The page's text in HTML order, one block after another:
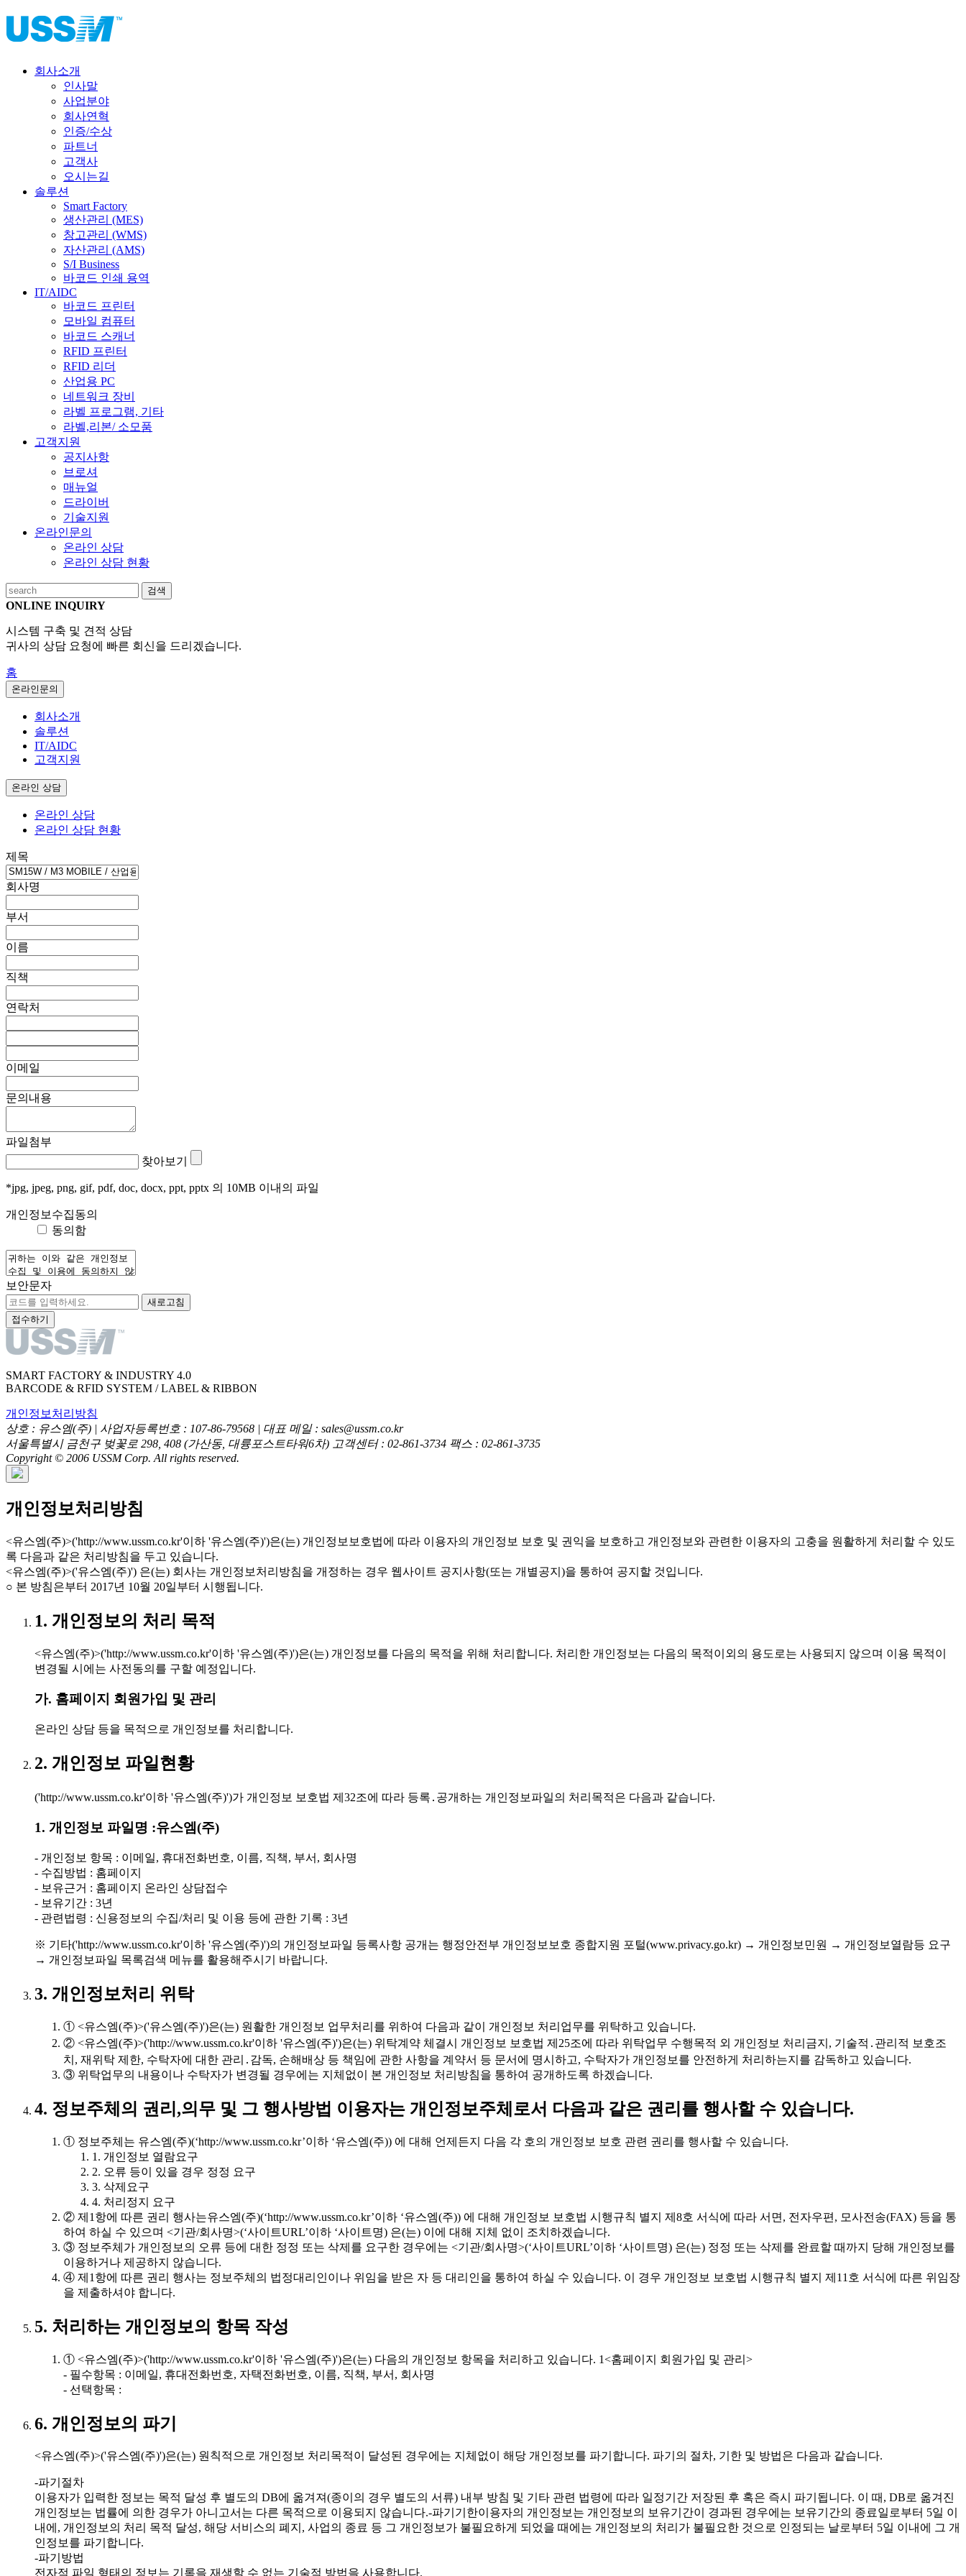
회사소개
인사말
사업분야
회사연혁
인증/수상
파트너
고객사
오시는길
솔루션
Smart Factory
생산관리 (MES)
창고관리 (WMS)
자산관리 (AMS)
S/I Business
바코드 인쇄 용역
IT/AIDC
바코드 프린터
모바일 컴퓨터
바코드 스캐너
RFID 프린터
RFID 리더
산업용 PC
네트워크 장비
라벨 프로그램, 기타
라벨,리본/ 소모품
고객지원
공지사항
브로셔
매뉴얼
드라이버
기술지원
온라인문의
온라인 상담
온라인 상담 현황
검색
ONLINE INQUIRY
시스템 구축 및 견적 상담
귀사의 상담 요청에 빠른 회신을 드리겠습니다.
홈
온라인문의
회사소개
솔루션
IT/AIDC
고객지원
온라인 상담
온라인 상담
온라인 상담 현황
제목
회사명
부서
이름
직책
연락처
이메일
문의내용
파일첨부
찾아보기
*jpg, jpeg, png, gif, pdf, doc, docx, ppt, pptx 의 10MB 이내의 파일
개인정보수집동의
동의함
보안문자
새로고침
접수하기
SMART FACTORY & INDUSTRY 4.0
BARCODE & RFID SYSTEM / LABEL & RIBBON
개인정보처리방침
상호 : 유스엠(주) | 사업자등록번호 : 107-86-79568 | 대표 메일 : sales@ussm.co.kr
서울특별시 금천구 벚꽃로 298, 408 (가산동, 대륭포스트타워6차) 고객센터 : 02-861-3734 팩스 : 02-861-3735
Copyright © 2006 USSM Corp. All rights reserved.
개인정보처리방침
<유스엠(주)>('http://www.ussm.co.kr'이하 '유스엠(주)')은(는) 개인정보보호법에 따라 이용자의 개인정보 보호 및 권익을 보호하고 개인정보와 관련한 이용자의 고충을 원활하게 처리할 수 있도
록 다음과 같은 처리방침을 두고 있습니다.
<유스엠(주)>('유스엠(주)') 은(는) 회사는 개인정보처리방침을 개정하는 경우 웹사이트 공지사항(또는 개별공지)을 통하여 공지할 것입니다.
○ 본 방침은부터 2017년 10월 20일부터 시행됩니다.
1. 개인정보의 처리 목적
<유스엠(주)>('http://www.ussm.co.kr'이하 '유스엠(주)')은(는) 개인정보를 다음의 목적을 위해 처리합니다. 처리한 개인정보는 다음의 목적이외의 용도로는 사용되지 않으며 이용 목적이
변경될 시에는 사전동의를 구할 예정입니다.
가. 홈페이지 회원가입 및 관리
온라인 상담 등을 목적으로 개인정보를 처리합니다.
2. 개인정보 파일현황
('http://www.ussm.co.kr'이하 '유스엠(주)')가 개인정보 보호법 제32조에 따라 등록․공개하는 개인정보파일의 처리목적은 다음과 같습니다.
1. 개인정보 파일명 :유스엠(주)
- 개인정보 항목 : 이메일, 휴대전화번호, 이름, 직책, 부서, 회사명
- 수집방법 : 홈페이지
- 보유근거 : 홈페이지 온라인 상담접수
- 보유기간 : 3년
- 관련법령 : 신용정보의 수집/처리 및 이용 등에 관한 기록 : 3년
※ 기타('http://www.ussm.co.kr'이하 '유스엠(주)')의 개인정보파일 등록사항 공개는 행정안전부 개인정보보호 종합지원 포털(www.privacy.go.kr) → 개인정보민원 → 개인정보열람등 요구
→ 개인정보파일 목록검색 메뉴를 활용해주시기 바랍니다.
3. 개인정보처리 위탁
① <유스엠(주)>('유스엠(주)')은(는) 원활한 개인정보 업무처리를 위하여 다음과 같이 개인정보 처리업무를 위탁하고 있습니다.
② <유스엠(주)>('http://www.ussm.co.kr'이하 '유스엠(주)')은(는) 위탁계약 체결시 개인정보 보호법 제25조에 따라 위탁업무 수행목적 외 개인정보 처리금지, 기술적․관리적 보호조
치, 재위탁 제한, 수탁자에 대한 관리․감독, 손해배상 등 책임에 관한 사항을 계약서 등 문서에 명시하고, 수탁자가 개인정보를 안전하게 처리하는지를 감독하고 있습니다.
③ 위탁업무의 내용이나 수탁자가 변경될 경우에는 지체없이 본 개인정보 처리방침을 통하여 공개하도록 하겠습니다.
4. 정보주체의 권리,의무 및 그 행사방법 이용자는 개인정보주체로서 다음과 같은 권리를 행사할 수 있습니다.
① 정보주체는 유스엠(주)(‘http://www.ussm.co.kr’이하 ‘유스엠(주)) 에 대해 언제든지 다음 각 호의 개인정보 보호 관련 권리를 행사할 수 있습니다.
1. 개인정보 열람요구
2. 오류 등이 있을 경우 정정 요구
3. 삭제요구
4. 처리정지 요구
② 제1항에 따른 권리 행사는유스엠(주)(‘http://www.ussm.co.kr’이하 ‘유스엠(주)) 에 대해 개인정보 보호법 시행규칙 별지 제8호 서식에 따라 서면, 전자우편, 모사전송(FAX) 등을 통
하여 하실 수 있으며 <기관/회사명>(‘사이트URL’이하 ‘사이트명) 은(는) 이에 대해 지체 없이 조치하겠습니다.
③ 정보주체가 개인정보의 오류 등에 대한 정정 또는 삭제를 요구한 경우에는 <기관/회사명>(‘사이트URL’이하 ‘사이트명) 은(는) 정정 또는 삭제를 완료할 때까지 당해 개인정보를
이용하거나 제공하지 않습니다.
④ 제1항에 따른 권리 행사는 정보주체의 법정대리인이나 위임을 받은 자 등 대리인을 통하여 하실 수 있습니다. 이 경우 개인정보 보호법 시행규칙 별지 제11호 서식에 따른 위임장
을 제출하셔야 합니다.
5. 처리하는 개인정보의 항목 작성
① <유스엠(주)>('http://www.ussm.co.kr'이하 '유스엠(주)')은(는) 다음의 개인정보 항목을 처리하고 있습니다. 1<홈페이지 회원가입 및 관리>
- 필수항목 : 이메일, 휴대전화번호, 자택전화번호, 이름, 직책, 부서, 회사명
- 선택항목 :
6. 개인정보의 파기
<유스엠(주)>('유스엠(주)')은(는) 원칙적으로 개인정보 처리목적이 달성된 경우에는 지체없이 해당 개인정보를 파기합니다. 파기의 절차, 기한 및 방법은 다음과 같습니다.
-파기절차
이용자가 입력한 정보는 목적 달성 후 별도의 DB에 옮겨져(종이의 경우 별도의 서류) 내부 방침 및 기타 관련 법령에 따라 일정기간 저장된 후 혹은 즉시 파기됩니다. 이 때, DB로 옮겨진
개인정보는 법률에 의한 경우가 아니고서는 다른 목적으로 이용되지 않습니다.-파기기한이용자의 개인정보는 개인정보의 보유기간이 경과된 경우에는 보유기간의 종료일로부터 5일 이
내에, 개인정보의 처리 목적 달성, 해당 서비스의 폐지, 사업의 종료 등 그 개인정보가 불필요하게 되었을 때에는 개인정보의 처리가 불필요한 것으로 인정되는 날로부터 5일 이내에 그 개
인정보를 파기합니다.
-파기방법
전자적 파일 형태의 정보는 기록을 재생할 수 없는 기술적 방법을 사용합니다.